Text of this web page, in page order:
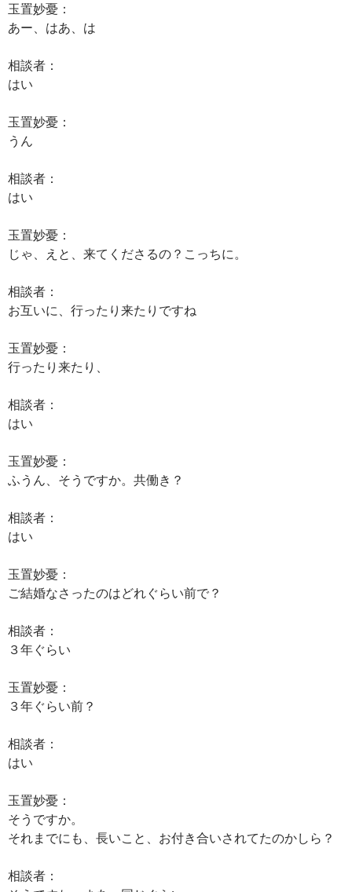
玉置妙憂：
あー、はあ、は
相談者：
はい
玉置妙憂：
うん
相談者：
はい
玉置妙憂：
じゃ、えと、来てくださるの？こっちに。
相談者：
お互いに、行ったり来たりですね
玉置妙憂：
行ったり来たり、
相談者：
はい
玉置妙憂：
ふうん、そうですか。共働き？
相談者：
はい
玉置妙憂：
ご結婚なさったのはどれぐらい前で？
相談者：
３年ぐらい
玉置妙憂：
３年ぐらい前？
相談者：
はい
玉置妙憂：
そうですか。
それまでにも、長いこと、お付き合いされてたのかしら？
相談者：